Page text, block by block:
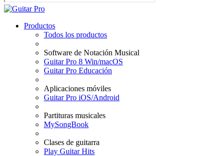
Productos
Todos los productos
Software de Notación Musical
Guitar Pro 8 Win/macOS
Guitar Pro Educación
Aplicaciones móviles
Guitar Pro iOS/Android
Partituras musicales
MySongBook
Clases de guitarra
Play Guitar Hits